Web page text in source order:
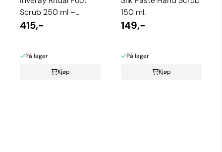
Scrub 250 ml –
Eksklusiv fotpleie med
415,-
På lager
Kjøp
150 ml.
149,-
På lager
Kjøp